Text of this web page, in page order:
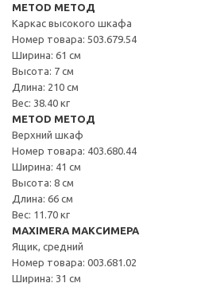
METOD МЕТОД
Каркас высокого шкафа
Номер товара: 503.679.54
Ширина: 61 см
Высота: 7 см
Длина: 210 см
Вес: 38.40 кг
METOD МЕТОД
Верхний шкаф
Номер товара: 403.680.44
Ширина: 41 см
Высота: 8 см
Длина: 66 см
Вес: 11.70 кг
MAXIMERA МАКСИМЕРА
Ящик, средний
Номер товара: 003.681.02
Ширина: 31 см